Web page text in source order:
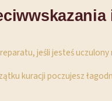
jeśli jesteś
kuracji poczujesz